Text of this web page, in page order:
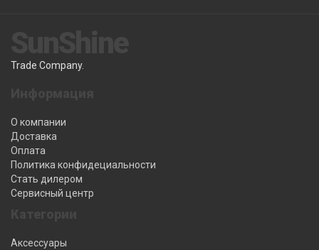
Trade Company.
О компании
Доставка
Оплата
Политика конфидециальности
Стать дилером
Сервисный центр
Аксессуары